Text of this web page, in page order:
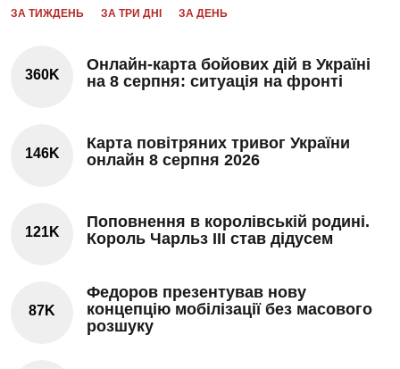
ЗА ТИЖДЕНЬ ЗА ТРИ ДНІ ЗА ДЕНЬ
360K
Онлайн-карта бойових дій в Україні
на 8 серпня: ситуація на фронті
146K
Карта повітряних тривог України
онлайн 8 серпня 2026
121K
Поповнення в королівській родині.
Король Чарльз III став дідусем
87K
Федоров презентував нову
концепцію мобілізації без масового
розшуку